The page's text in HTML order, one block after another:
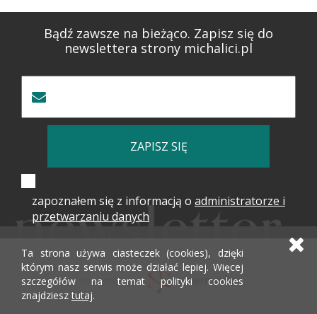
Bądź zawsze na bieżąco. Zapisz się do
newslettera strony michalici.pl
ZAPISZ SIĘ
zapoznałem się z informacją o administratorze i
przetwarzaniu danych
powered by
Ta strona używa ciasteczek (cookies), dzięki
którym nasz serwis może działać lepiej. Więcej
szczegółów na temat polityki cookies
znajdziesztutaj.